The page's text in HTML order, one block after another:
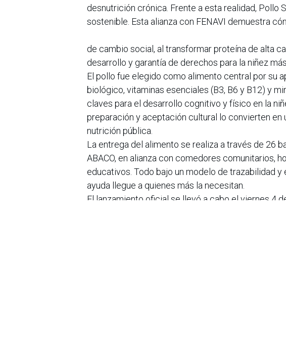
desnutrición crónica. Frente a esta realidad, Pollo
sostenible. Esta alianza con FENAVI demuestra
de cambio social, al transformar proteína de alta
desarrollo y garantía de derechos para la niñez
El pollo fue elegido como alimento central por su
biológico, vitaminas esenciales (B3, B6 y B12) y
claves para el desarrollo cognitivo y físico en la
preparación y aceptación cultural lo convierten en
nutrición pública.
La entrega del alimento se realiza a través de 26
ABACO, en alianza con comedores comunitarios,
educativos. Todo bajo un modelo de trazabilidad
ayuda llegue a quienes más la necesitan.
El lanzamiento oficial se llevó a cabo el viernes 4